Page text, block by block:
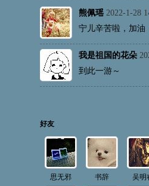
熊佩瑶 2022-1-28
宁儿辛苦啦，加油
我是祖国的花朵
到此一游～
好友
思无邪 书辞 吴明